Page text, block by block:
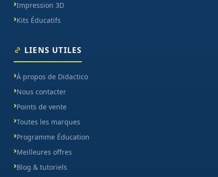
Impression 3D
Kits Éducatifs
LIENS UTILES
À propos de Didactico
Nous contacter
Points de vente
Toutes les marques
Programme Éducation
Meilleures offres
Blog & tutoriels